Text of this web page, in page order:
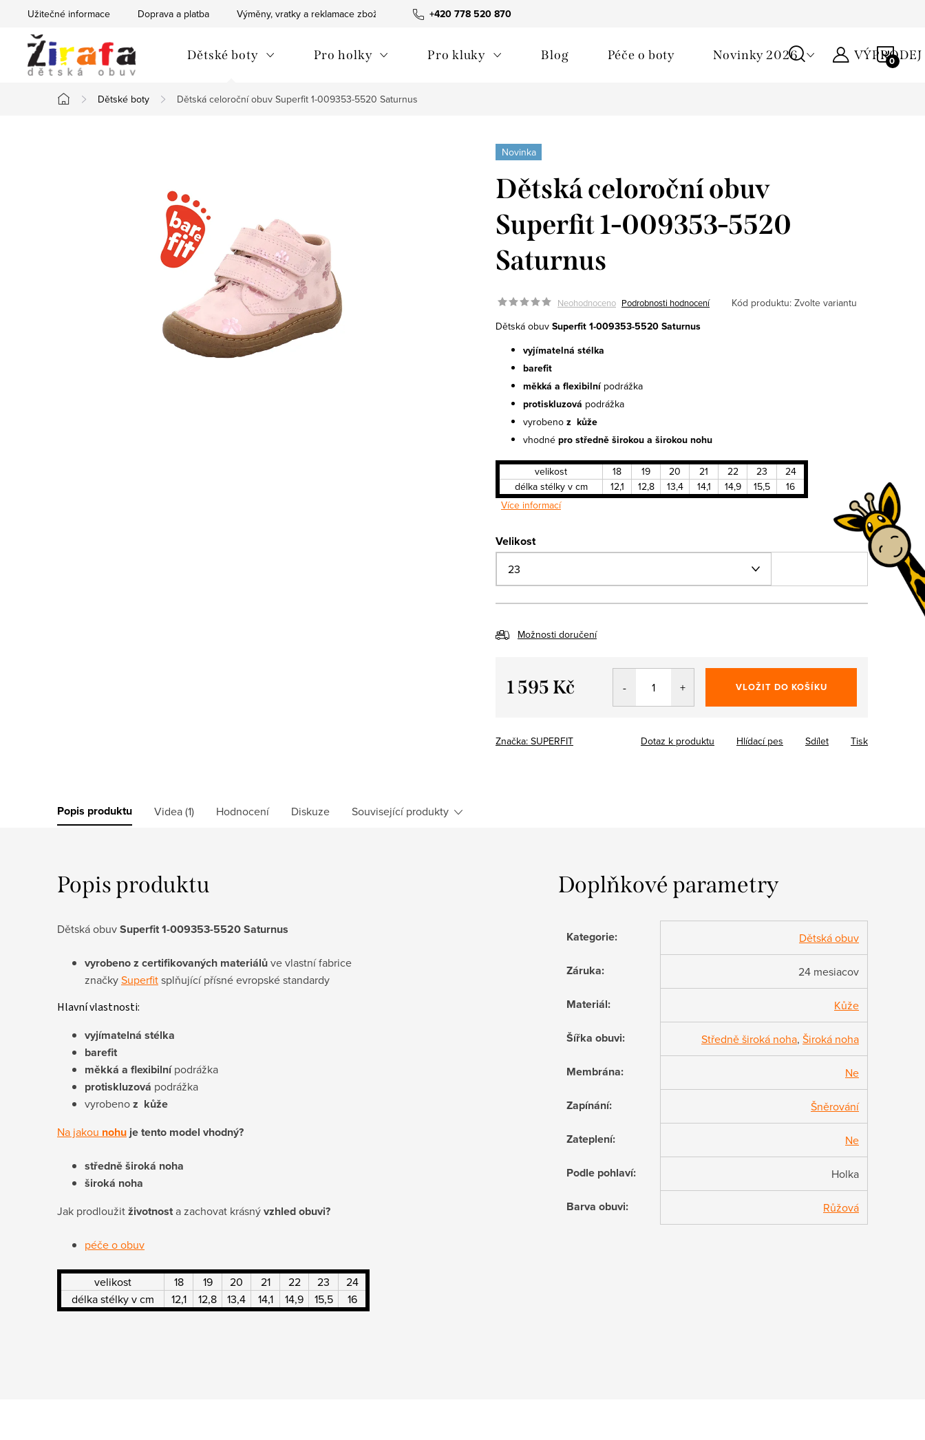
obsah
+420 778 520 870
Užitečné informace Doprava a platba Výměny, vratky a reklamace zboží Obchodní podmínky
Dětské boty Pro holky Pro kluky Blog Péče o boty Novinky 2026 VÝPRODEJ
Domů
Dětské boty Dětská celoroční obuv Superfit 1-009353-5520 Saturnus
Novinka
Dětská celoroční obuv
Superfit 1-009353-5520
Saturnus
Neohodnoceno Podrobnosti hodnocení Kód produktu: Zvolte variantu
Dětská obuv Superfit 1-009353-5520 Saturnus
vyjímatelná stélka
barefit
měkká a flexibilnípodrážka
protiskluzová podrážka
vyrobeno z kůže
vhodné pro středně širokou a širokou nohu
velikost 18 19 20 21 22 23
24
délka stélky v cm
12,1 12,8 13,4 14,1 14,9 15,5
16
Více informací
Velikost
Možnosti doručení
1 595 Kč VLOŽIT DO KOŠÍKU
Značka: SUPERFIT Tisk
Dotaz k produktu Hlídací pes Sdílet
Popis produktu Videa (1) Hodnocení Diskuze Související produkty
Popis produktu
Dětská obuvSuperfit 1-009353-5520 Saturnus
vyrobeno z certifikovaných materiálůve vlastní fabrice
značkySuperfitsplňující přísné evropské standardy
Hlavní vlastnosti:
vyjímatelná stélka
barefit
měkká a flexibilnípodrážka
protiskluzová podrážka
vyrobenoz kůže
Na jakou nohuje tento model vhodný?
středně široká noha
široká noha
Jak prodloužitživotnosta zachovat krásnývzhled obuvi?
péče o obuv
velikost 18 19 20 21 22 23
24
délka stélky v cm
12,1 12,8 13,4 14,1 14,9 15,5 16
Doplňkové parametry
Kategorie: Dětská obuv
Záruka: 24 mesiacov
Materiál: Kůže
Šířka obuvi: Středně široká noha, Široká noha
Membrána: Ne
Zapínání: Šněrování
Zateplení: Ne
Podle pohlaví: Holka
Barva obuvi: Růžová